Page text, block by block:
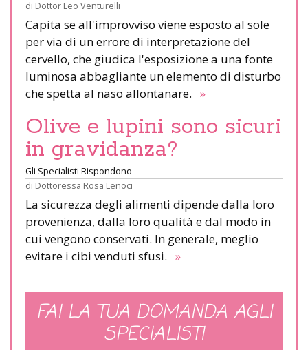
di Dottor Leo Venturelli
Capita se all'improvviso viene esposto al sole
per via di un errore di interpretazione del
cervello, che giudica l'esposizione a una fonte
luminosa abbagliante un elemento di disturbo
che spetta al naso allontanare. »
Olive e lupini sono sicuri
in gravidanza?
Gli Specialisti Rispondono
di Dottoressa Rosa Lenoci
La sicurezza degli alimenti dipende dalla loro
provenienza, dalla loro qualità e dal modo in
cui vengono conservati. In generale, meglio
evitare i cibi venduti sfusi. »
FAI LA TUA DOMANDA AGLI
SPECIALISTI